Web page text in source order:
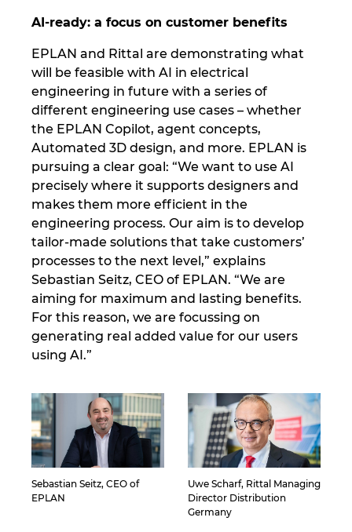
AI-ready: a focus on customer benefits
EPLAN and Rittal are demonstrating what
will be feasible with AI in electrical
engineering in future with a series of
different engineering use cases – whether
the EPLAN Copilot, agent concepts,
Automated 3D design, and more. EPLAN is
pursuing a clear goal: “We want to use AI
precisely where it supports designers and
makes them more efficient in the
engineering process. Our aim is to develop
tailor-made solutions that take customers’
processes to the next level,” explains
Sebastian Seitz, CEO of EPLAN. “We are
aiming for maximum and lasting benefits.
For this reason, we are focussing on
generating real added value for our users
using AI.”
Sebastian Seitz, CEO of
EPLAN
Uwe Scharf, Rittal Managing
Director Distribution
Germany
Portugal
Romania
Serbia
Singapore
Slovakia
Slovenia
South Africa
South Korea
Spain
Switzerland
Thailand
Turkey